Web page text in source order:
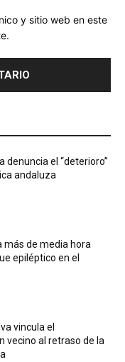
y sitio web en este
denuncia el “deterioro”
andaluza
más de media hora
epiléptico en el
vincula el
vecino al retraso de la